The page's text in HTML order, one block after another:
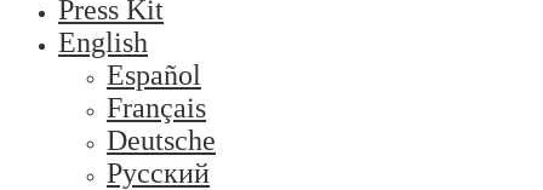
Press Kit
English
Español
Français
Deutsche
Pусский